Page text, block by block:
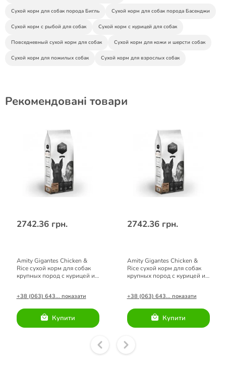
Сухой корм для собак порода Бигль Сухой корм для собак порода Басенджи
Сухой корм с рыбой для собак Сухой корм с курицей для собак
Повседневный сухой корм для собак Сухой корм для кожи и шерсти собак
Сухой корм для пожилых собак Сухой корм для взрослых собак
Рекомендовані товари
2742.36 грн.
Amity Gigantes Chicken &
Rice сухой корм для собак
крупных пород с курицей и
+38 (063) 643... показати
Купити
2742.36 грн.
Amity Gigantes Chicken &
Rice сухой корм для собак
крупных пород с курицей и
+38 (063) 643... показати
Купити